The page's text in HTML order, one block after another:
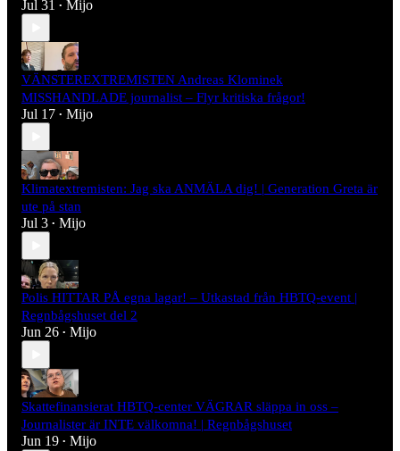
Jul 31 • Mijo
VÄNSTEREXTREMISTEN Andreas Klominek
MISSHANDLADE journalist – Flyr kritiska frågor!
Jul 17 • Mijo
Klimatextremisten: Jag ska ANMÄLA dig! | Generation Greta är
ute på stan
Jul 3 • Mijo
Polis HITTAR PÅ egna lagar! – Utkastad från HBTQ-event |
Regnbågshuset del 2
Jun 26 • Mijo
Skattefinansierat HBTQ-center VÄGRAR släppa in oss –
Journalister är INTE välkomna! | Regnbågshuset
Jun 19 • Mijo